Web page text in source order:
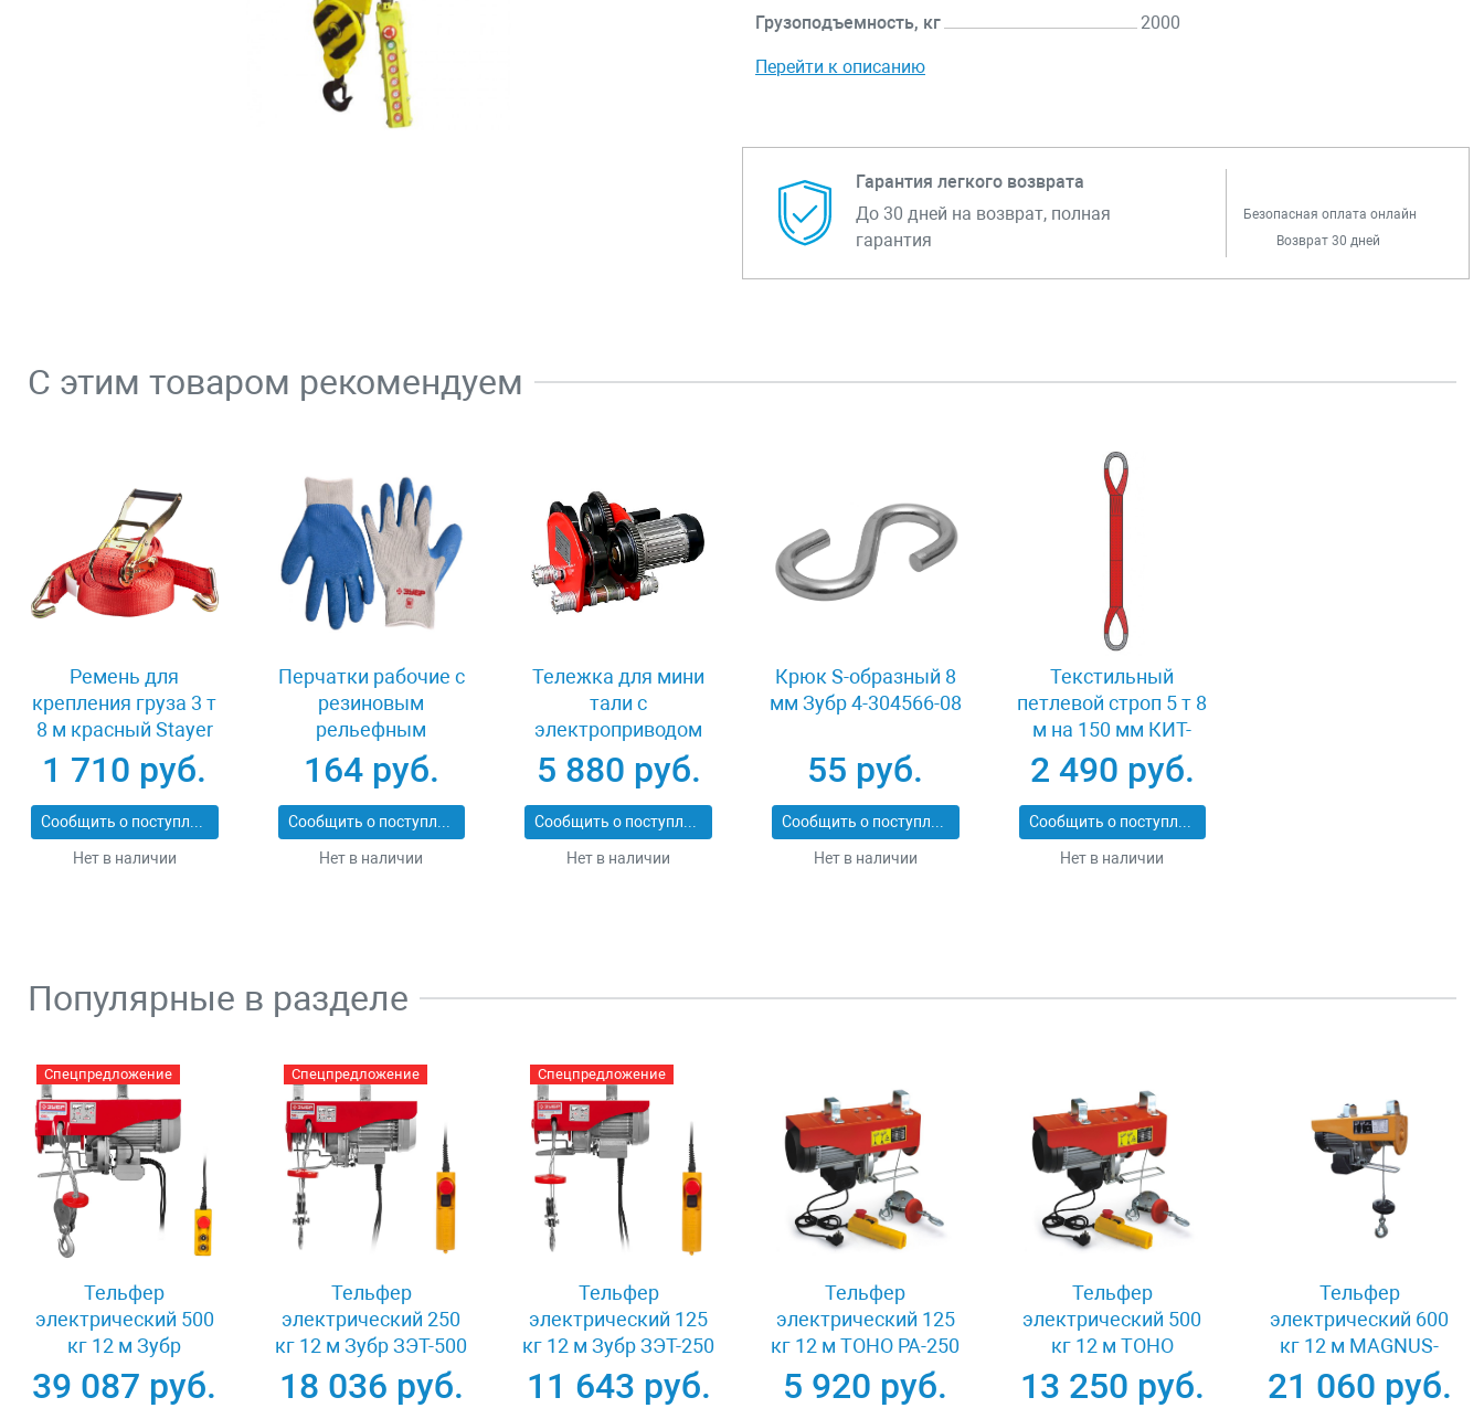
Грузоподъемность, кг 2000
Перейти к описанию
Гарантия легкого возврата
До 30 дней на возврат, полная
гарантия
Безопасная оплата онлайн
Возврат 30 дней
С этим товаром рекомендуем
Ремень для
крепления груза 3 т
8 м красный Stayer
PROFESSIONAL
40564-8
1 710 руб.
Сообщить о поступлении
Нет в наличии
Перчатки рабочие с
резиновым
рельефным
покрытием размер
XL Зубр 11260-XL
164 руб.
Сообщить о поступлении
Нет в наличии
Тележка для мини
тали с
электроприводом
0.5 т TOHO TD-0.5
5 880 руб.
Сообщить о поступлении
Нет в наличии
Крюк S-образный 8
мм Зубр 4-304566-08
55 руб.
Сообщить о поступлении
Нет в наличии
Текстильный
петлевой строп 5 т 8
м на 150 мм КИТ-
СТП-5-8
2 490 руб.
Сообщить о поступлении
Нет в наличии
Популярные в разделе
Спецпредложение
Тельфер
электрический 500
кг 12 м Зубр
ЗЭТ-1000
39 087 руб.
Спецпредложение
Тельфер
электрический 250
кг 12 м Зубр ЗЭТ-500
18 036 руб.
Спецпредложение
Тельфер
электрический 125
кг 12 м Зубр ЗЭТ-250
11 643 руб.
Тельфер
электрический 125
кг 12 м TOHO РА-250
5 920 руб.
Тельфер
электрический 500
кг 12 м TOHO
РА-990A
13 250 руб.
Тельфер
электрический 600
кг 12 м MAGNUS-
PROFI МЕН-600/1200
21 060 руб.